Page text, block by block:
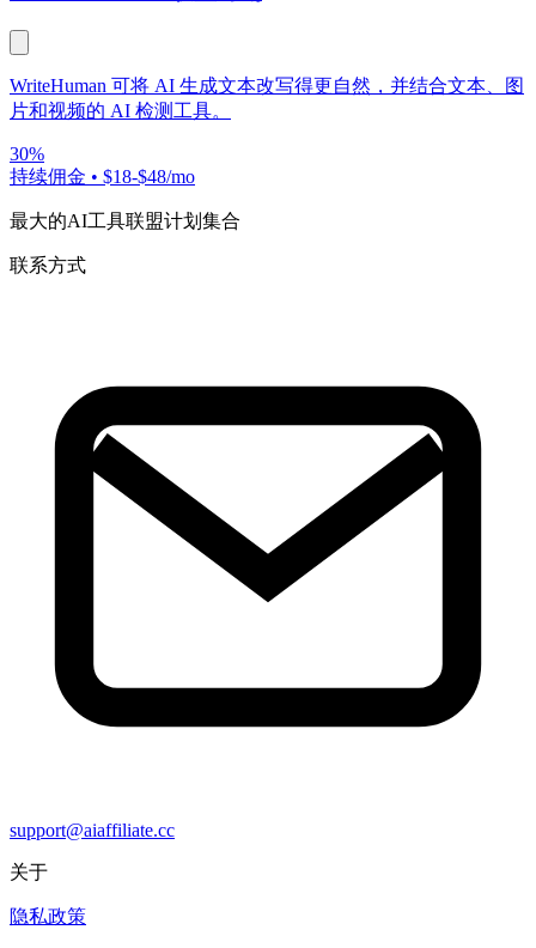
WriteHuman 可将 AI 生成文本改写得更自然，并结合文本、图
片和视频的 AI 检测工具。
30%
持续佣金 • $18-$48/mo
最大的AI工具联盟计划集合
联系方式
support@aiaffiliate.cc
关于
隐私政策